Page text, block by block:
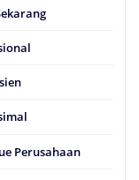
Perusahaan